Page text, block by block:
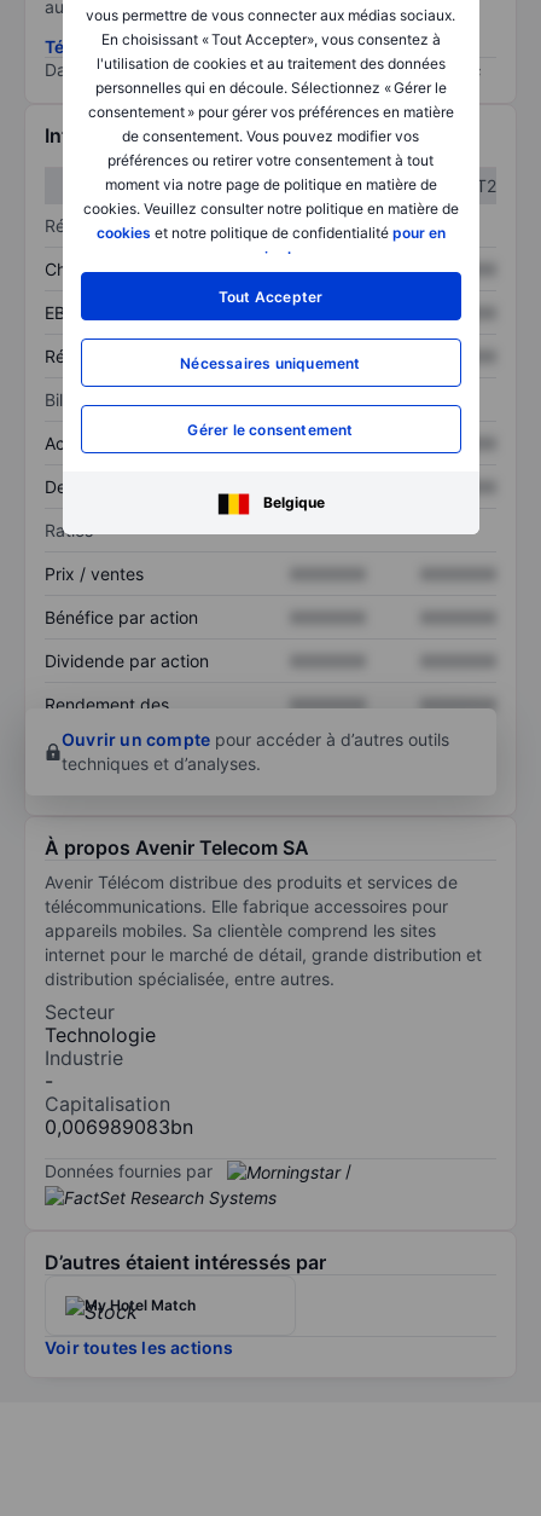
vous permettre de vous connecter aux médias sociaux.
En choisissant « Tout Accepter», vous consentez à
l'utilisation de cookies et au traitement des données
personnelles qui en découle. Sélectionnez « Gérer le
consentement » pour gérer vos préférences en matière
de consentement. Vous pouvez modifier vos
préférences ou retirer votre consentement à tout
moment via notre page de politique en matière de
cookies. Veuillez consulter notre politique en matière de
cookies et notre politique de confidentialité pour en
savoir plus
Tout Accepter
Nécessaires uniquement
Gérer le consentement
Belgique
au risque le plus élevé).
Télécharger la méthodologie ESG (en anglais)
Data provided by
/
Informations financières
T1
T2
Résultats
Chiffre d’affaires XXXXXXX XXXXXXX
EBITDA XXXXXXX XXXXXXX
Résultat net XXXXXXX
Bilan
Actif total XXXXXXX
Dette totale
Ratios
Prix / ventes
Bénéfice par action
Dividende par action
Rendement des
XXXXXXX
XXXXXXX
Ouvrir un compte pour accéder à d’autres outils
techniques et d’analyses.
À propos Avenir Telecom SA
Avenir Télécom distribue des produits et services de
télécommunications. Elle fabrique accessoires pour
appareils mobiles. Sa clientèle comprend les sites
internet pour le marché de détail, grande distribution et
distribution spécialisée, entre autres.
Secteur
Technologie
Industrie
-
Capitalisation
0,006989083bn
Données fournies par /
D’autres étaient intéressés par
My Hotel Match
Voir toutes les actions